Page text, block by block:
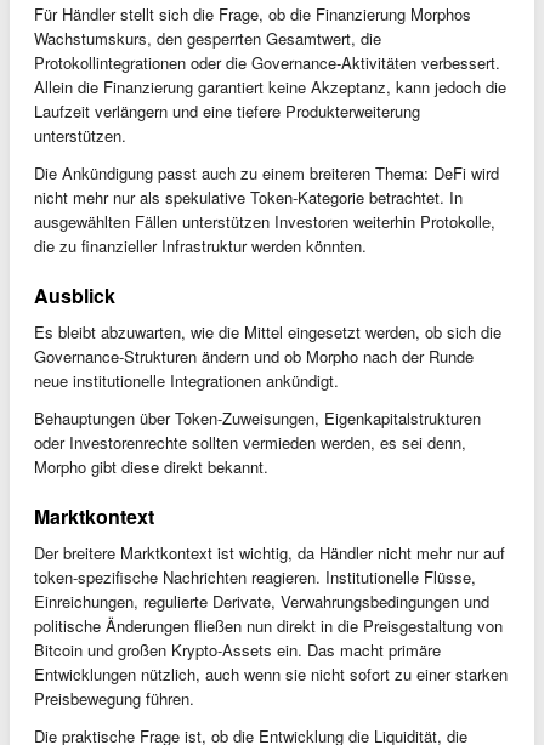
Für Händler stellt sich die Frage, ob die Finanzierung Morphos
Wachstumskurs, den gesperrten Gesamtwert, die
Protokollintegrationen oder die Governance-Aktivitäten verbessert.
Allein die Finanzierung garantiert keine Akzeptanz, kann jedoch die
Laufzeit verlängern und eine tiefere Produkterweiterung
unterstützen.
Die Ankündigung passt auch zu einem breiteren Thema: DeFi wird
nicht mehr nur als spekulative Token-Kategorie betrachtet. In
ausgewählten Fällen unterstützen Investoren weiterhin Protokolle,
die zu finanzieller Infrastruktur werden könnten.
Ausblick
Es bleibt abzuwarten, wie die Mittel eingesetzt werden, ob sich die
Governance-Strukturen ändern und ob Morpho nach der Runde
neue institutionelle Integrationen ankündigt.
Behauptungen über Token-Zuweisungen, Eigenkapitalstrukturen
oder Investorenrechte sollten vermieden werden, es sei denn,
Morpho gibt diese direkt bekannt.
Marktkontext
Der breitere Marktkontext ist wichtig, da Händler nicht mehr nur auf
token-spezifische Nachrichten reagieren. Institutionelle Flüsse,
Einreichungen, regulierte Derivate, Verwahrungsbedingungen und
politische Änderungen fließen nun direkt in die Preisgestaltung von
Bitcoin und großen Krypto-Assets ein. Das macht primäre
Entwicklungen nützlich, auch wenn sie nicht sofort zu einer starken
Preisbewegung führen.
Die praktische Frage ist, ob die Entwicklung die Liquidität, die